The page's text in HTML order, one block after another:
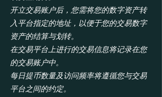
开立交易账户后，您需将您的数字资产转
入平台指定的地址，以便于您的交易数字
资产的结算与划转。
在交易平台上进行的交易信息将记录在您
的交易账户中。
每日提币数量及访问频率将遵循您与交易
平台之间的约定。